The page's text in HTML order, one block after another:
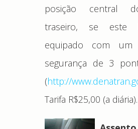
posição central
traseiro, se este
equipado com
segurança de 3
(http://
Tarifa R$25,00 (a diária).